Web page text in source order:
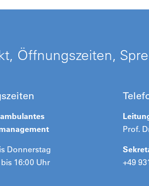
Öffnungszeiten,
Donnerstag
16:00 Uhr
Prof.
+49